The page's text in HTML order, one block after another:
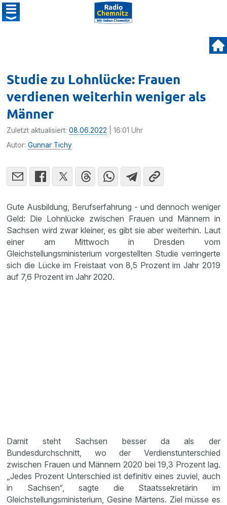
Studie zu Lohnlücke: Frauen
verdienen weiterhin weniger als
Männer
Zuletzt aktualisiert:08.06.2022 | 16:01 Uhr
Autor:Gunnar Tichy
Gute Ausbildung, Berufserfahrung - und dennoch weniger
Geld: Die Lohnlücke zwischen Frauen und Männern in
Sachsen wird zwar kleiner, es gibt sie aber weiterhin. Laut
einer am Mittwoch in Dresden vom
Gleichstellungsministerium vorgestellten Studie verringerte
sich die Lücke im Freistaat von 8,5 Prozent im Jahr 2019
auf 7,6 Prozent im Jahr 2020.
Damit steht Sachsen besser da als der
Bundesdurchschnitt, wo der Verdienstunterschied
zwischen Frauen und Männern 2020 bei 19,3 Prozent lag.
„Jedes Prozent Unterschied ist definitiv eines zuviel, auch
in Sachsen“, sagte die Staatssekretärin im
Gleichstellungsministerium, Gesine Märtens. Ziel müsse es